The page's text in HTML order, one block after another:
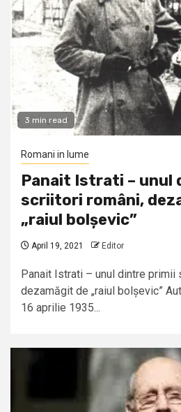
3 min read
Romani in lume
Panait Istrati – unul
scriitori români,
„raiul bolșevic”
April 19, 2021 Editor
Panait Istrati – unul dintre primii
dezamăgit de „raiul bolșevic”
16 aprilie 1935...